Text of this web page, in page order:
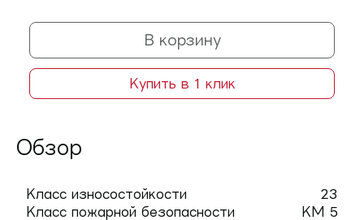
В корзину
Купить в 1 клик
Обзор
Класс износостойкости
23
Класс пожарной безопасности
КМ 5